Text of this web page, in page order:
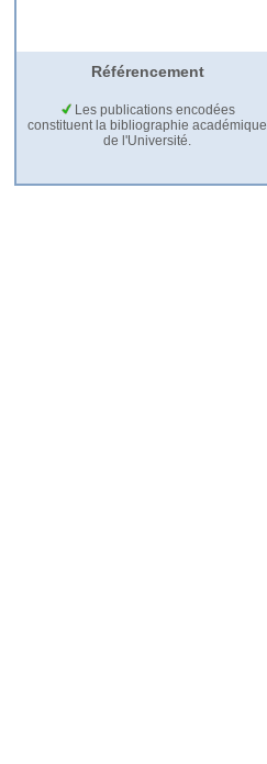
Référencement
Les publications encodées
constituent la bibliographie académique
de l'Université.